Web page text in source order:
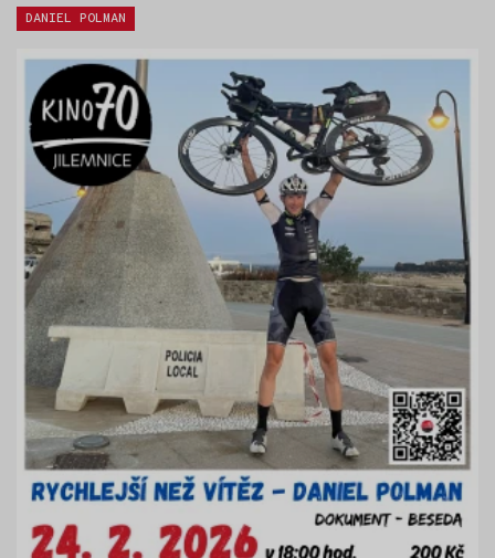
Štítky:
DANIEL POLMAN